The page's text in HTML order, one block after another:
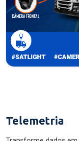
Telemetria